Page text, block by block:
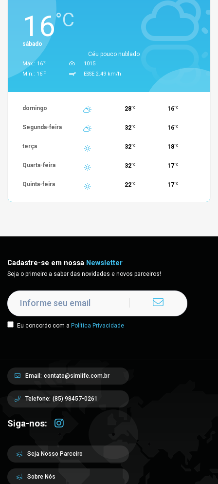
16°C
Céu pouco nublado
sábado
Máx.: 16°C
Mín.: 16°C
1015
ESSE 2.49 km/h
domingo 28°C 16°C
Segunda-feira 32°C 16°C
terça 32°C 18°C
Quarta-feira 32°C 17°C
Quinta-feira 22°C 17°C
Cadastre-se em nossa Newsletter
Seja o primeiro a saber das novidades e novos parceiros!
Eu concordo com a Política Privacidade
Email: contato@simlife.com.br
Telefone: (85) 98457-0261
Siga-nos:
Seja Nosso Parceiro
Sobre Nós